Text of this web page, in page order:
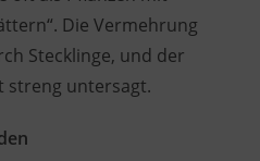
Die Vermehrung
Stecklinge, und der
streng untersagt.